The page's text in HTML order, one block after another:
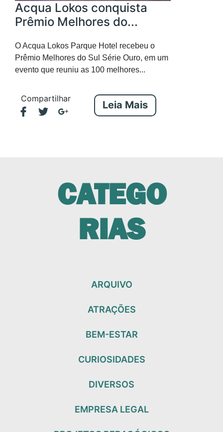
Acqua Lokos conquista
Prêmio Melhores do...
O Acqua Lokos Parque Hotel recebeu o
Prêmio Melhores do Sul Série Ouro, em um
evento que reuniu as 100 melhores...
Compartilhar
Leia Mais
CATEGO
RIAS
ARQUIVO
ATRAÇÕES
BEM-ESTAR
CURIOSIDADES
DIVERSOS
EMPRESA LEGAL